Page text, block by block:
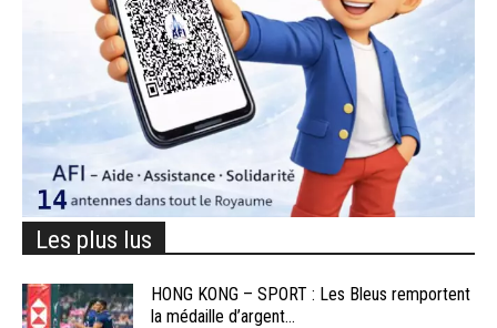
Les plus lus
HONG KONG – SPORT : Les Bleus remportent
la médaille d’argent...